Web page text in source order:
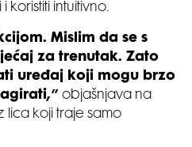
koristiti intuitivno.
Mislim da se s
za trenutak. Zato
uređaj koji mogu brzo
objašnjava na
lica koji traje samo